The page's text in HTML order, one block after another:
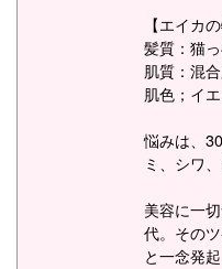
【エイカ
髪質：猫
肌質：混
肌色；イ
悩みは、
ミ、シワ
美容に一
代。その
と一念発起